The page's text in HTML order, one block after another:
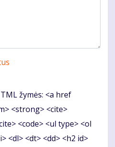
žymės: <a href
<strong> <cite>
<code> <ul type> <ol
<dl> <dt> <dd> <h2 id>